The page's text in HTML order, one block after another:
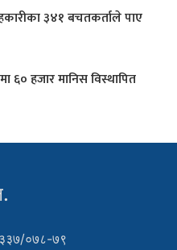
३४१ बचतकर्ताले पाए
६० हजार मानिस विस्थापित
०७८-७९